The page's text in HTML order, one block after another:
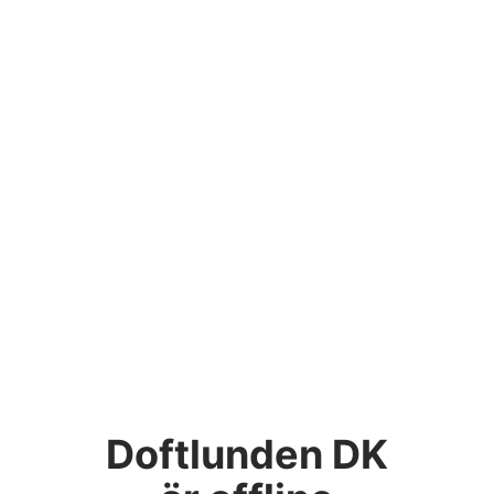
Doftlunden DK